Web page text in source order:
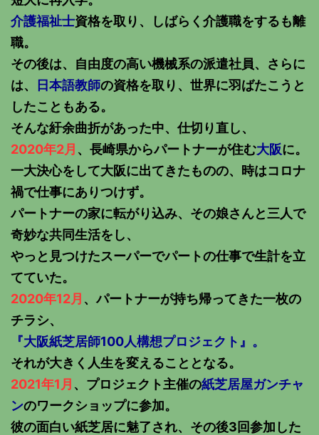
介護福祉士資格を取り、しばらく介護職をするも離
職。
その後は、自由度の高い機械系の派遣社員、さらに
は、
日本語教師の資格を取り、世界に羽ばたこうと
したこともある。
そんな紆余曲折があった中、仕切り直し、
2020年2月 、長崎県からパートナーが住む大阪に。
一大決心をして大阪に出てきたものの、時はコロナ
禍で仕事にありつけず。
パートナーの家に転がり込み、その娘さんと三人で
奇妙な共同生活をし、
やっと見つけたスーパーでパートの仕事で生計を立
てていた。
2020年12月 、パートナーが持ち帰ってきた一枚の
チラシ、
『大阪紙芝居師100人構想プロジェクト』。
それが大きく人生を変えることとなる。
2021年1月 、プロジェクト主催の紙芝居屋ガンチャ
ンのワークショップに参加。
彼の面白い紙芝居に魅了され、その後3回参加した